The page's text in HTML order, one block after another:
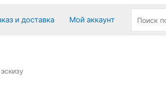
и доставка Мой аккаунт